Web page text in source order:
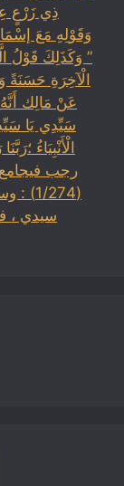
ذِي زَرْعٍ
وَقَوْلِهِ مَعَ
” وَكَذَلِكَ قَوْلُ
الْآخِرَةِ حَسَنَةً
عَنْ مَالِك
سَيِّدِي يَا
الْأَنْبِيَاءُ
رجب فيجامع
(1/
سيدي ،